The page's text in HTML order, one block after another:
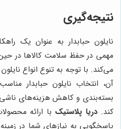
نتیجه‌گیری
نایلون حبابدار به عنوان یک
مهمی در حفظ سلامت کالاها در
می‌کند. با توجه به تنوع انواع
آن، انتخاب نایلون حبابدار
بسته‌بندی و کاهش هزینه‌های
کند.دریا پلاستیک با ارائه
پاسخگویی به نیازهای شما در زمینه